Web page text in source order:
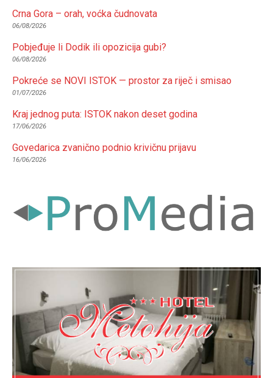
Crna Gora – orah, voćka čudnovata
06/08/2026
Pobjeđuje li Dodik ili opozicija gubi?
06/08/2026
Pokreće se NOVI ISTOK — prostor za riječ i smisao
01/07/2026
Kraj jednog puta: ISTOK nakon deset godina
17/06/2026
Govedarica zvanično podnio krivičnu prijavu
16/06/2026